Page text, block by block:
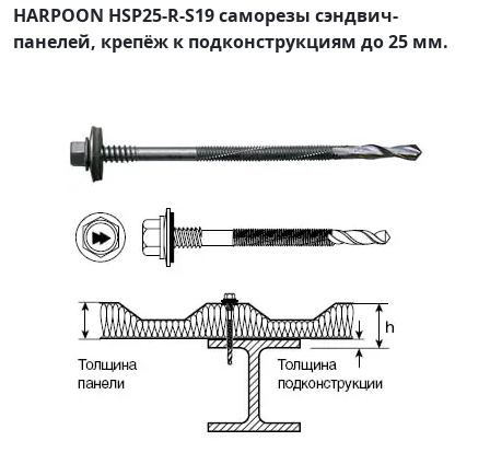
HARPOON HSP25-R-S19 саморезы сэндвич-
панелей, крепёж к подконструкциям до 25 мм.